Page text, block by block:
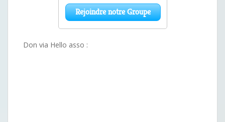
Don via Hello asso :